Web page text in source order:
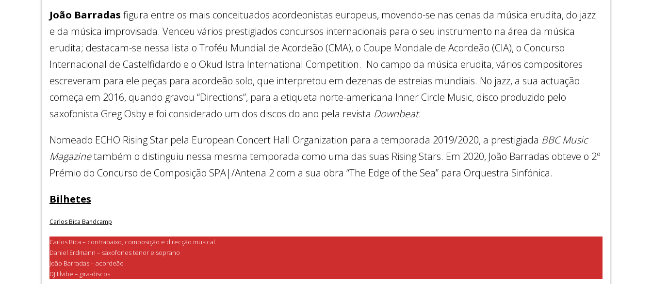
João Barradas figura entre os mais conceituados acordeonistas europeus, movendo-se nas cenas da música erudita, do jazz
e da música improvisada. Venceu vários prestigiados concursos internacionais para o seu instrumento na área da música
erudita; destacam-se nessa lista o Troféu Mundial de Acordeão (CMA), o Coupe Mondale de Acordeão (CIA), o Concurso
Internacional de Castelfidardo e o Okud Istra International Competition. No campo da música erudita, vários compositores
escreveram para ele peças para acordeão solo, que interpretou em dezenas de estreias mundiais. No jazz, a sua actuação
começa em 2016, quando gravou “Directions”, para a etiqueta norte-americana Inner Circle Music, disco produzido pelo
saxofonista Greg Osby e foi considerado um dos discos do ano pela revista Downbeat.
Nomeado ECHO Rising Star pela European Concert Hall Organization para a temporada 2019/2020, a prestigiada BBC Music
Magazinetambém o distinguiu nessa mesma temporada como uma das suas Rising Stars. Em 2020, João Barradas obteve o 2º
Prémio do Concurso de Composição SPA|/Antena 2 com a sua obra “The Edge of the Sea” para Orquestra Sinfónica.
Bilhetes
Carlos Bica Bandcamp
Carlos Bica – contrabaixo, composição e direcção musical
Daniel Erdmann – saxofones tenor e soprano
João Barradas – acordeão
DJ Illvibe – gira-discos